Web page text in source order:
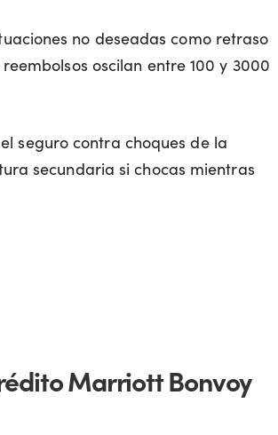
no deseadas como retraso
oscilan entre 100 y 3000
seguro contra choques de la
secundaria si chocas mientras
Marriott Bonvoy